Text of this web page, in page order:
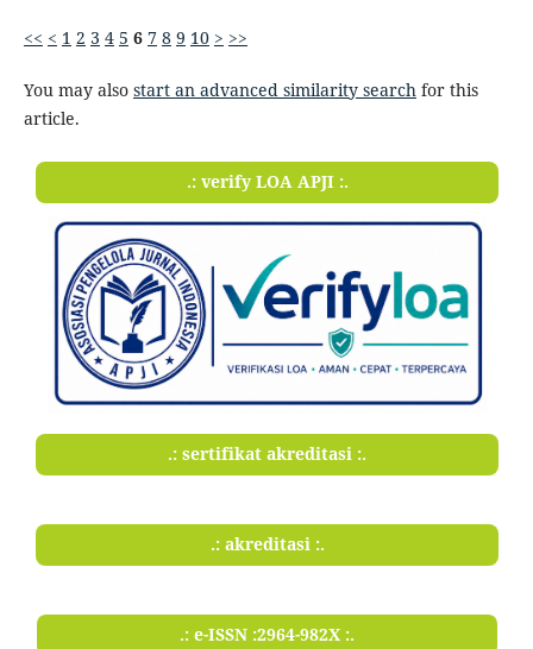
<< < 1 2 3 4 5 6 7 8 9 10 > >>
You may also start an advanced similarity search for this
article.
.: verify LOA APJI :.
.: sertifikat akreditasi :.
.: akreditasi :.
.: e-ISSN :2964-982X :.